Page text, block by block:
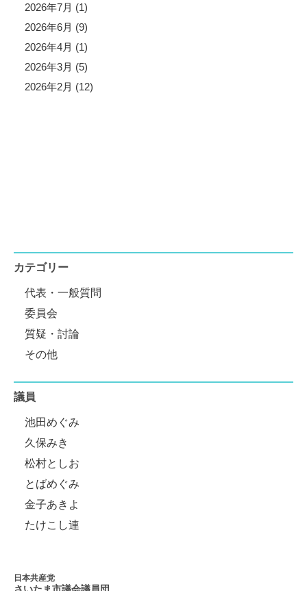
2026年7月 (1)
2026年6月 (9)
2026年4月 (1)
2026年3月 (5)
2026年2月 (12)
カテゴリー
代表・一般質問
委員会
質疑・討論
その他
議員
池田めぐみ
久保みき
松村としお
とばめぐみ
金子あきよ
たけこし連
日本共産党
さいたま市議会議員団